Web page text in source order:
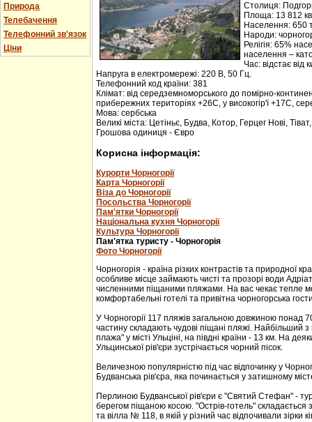
Природа
Телебачення
Телефонний зв'язок
Ціни
Столиця:
Площа: 13 812
Населення: 650
Народи:
Релігія: 65%
населення –
Час: відстає від
Напруга в електромережі: 220 В, 50 Гц.
Телефонний код країни: 381
Клімат: від середземноморського до помірно-
прибережних територіях +26С, у високогір'ї +17С,
Мова: сербська
Великі міста: Цетіньє, Будва, Котор, Герцег Нові,
Грошова одиниця - Євро
Корисна інформація:
Курорти Чорногорії
Карта Чорногорії
Віза до Чорногорії
Посольства Чорногорії
Пам'ятки Чорногорії
Національна кухня Чорногорії
Культура Чорногорії
Пам'ятка туристу - Чорногорія
Фото Чорногорії
Чорногорія - країна різких контрастів та природної
особливе місце займають чисті та прозорі води
численними піщаними пляжами. На вас чекає тепле
комфортабельні готелі та привітна чорногорська
У Чорногорії 117 пляжів загальною довжиною понад
частину складають чудові піщані пляжі. Найбільший
плажа" у місті Ульціні, на півдні країни - 13 км. На
Ульцинської рів'єри зустрічається чорний пісок.
Величезною популярністю під час відпочинку у
Будванська рів'єра, яка починається у затишному
Перлиною Будванської рів'єри є "Святий Стефан" -
берегом піщаною косою. "Острів-готель"
та вілла № 118, в якій у різний час відпочивали зірки